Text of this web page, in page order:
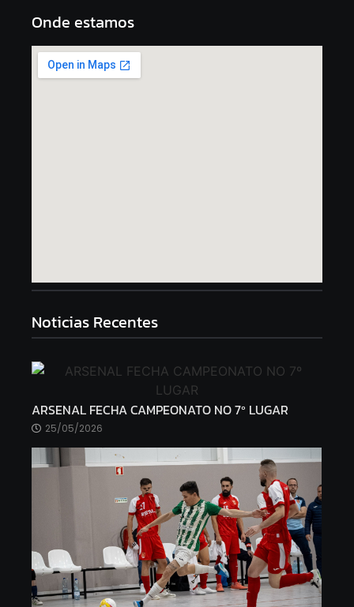
Onde estamos
Noticias Recentes
ARSENAL FECHA CAMPEONATO NO 7º LUGAR
25/05/2026